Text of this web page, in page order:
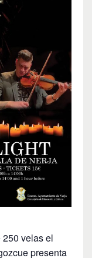
velas el
presenta